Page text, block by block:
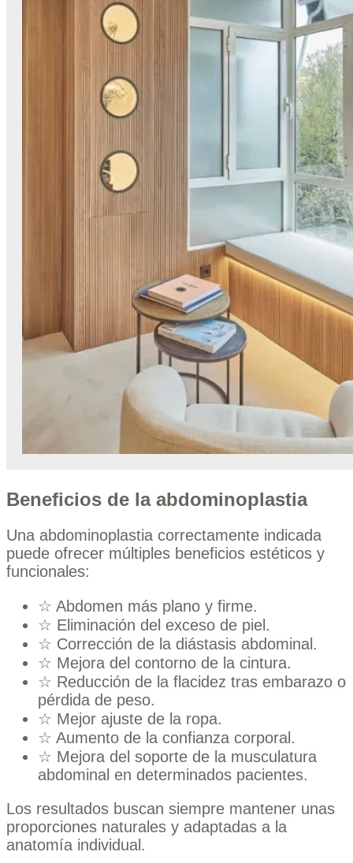
Beneficios de la abdominoplastia
Una abdominoplastia correctamente indicada
puede ofrecer múltiples beneficios estéticos y
funcionales:
☆ Abdomen más plano y firme.
☆ Eliminación del exceso de piel.
☆ Corrección de la diástasis abdominal.
☆ Mejora del contorno de la cintura.
☆ Reducción de la flacidez tras embarazo o
pérdida de peso.
☆ Mejor ajuste de la ropa.
☆ Aumento de la confianza corporal.
☆ Mejora del soporte de la musculatura
abdominal en determinados pacientes.
Los resultados buscan siempre mantener unas
proporciones naturales y adaptadas a la
anatomía individual.